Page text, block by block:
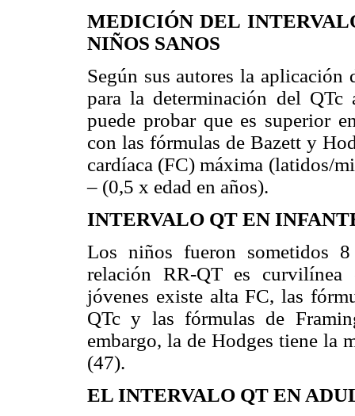
MEDICIÓN DEL
NIÑOS SANOS
Según sus autores la
para la determinación del
puede probar que es superior
con las fórmulas de Bazett y
cardíaca (FC) máxima (latidos/
– (0,5 x edad en años).
INTERVALO QT EN
Los niños fueron sometidos
relación RR-QT es
jóvenes existe alta FC, las
QTc y las fórmulas de
embargo, la de Hodges tiene la
(47).
EL INTERVALO QT EN